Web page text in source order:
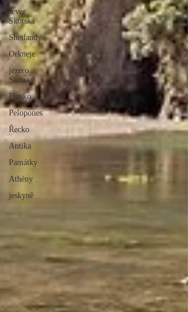
sever
Skotska
Shetlandy
Orkneje
jezero
Saimaa
Finsko
Pelopones
Řecko
Antika
Památky
Athény
jeskyně